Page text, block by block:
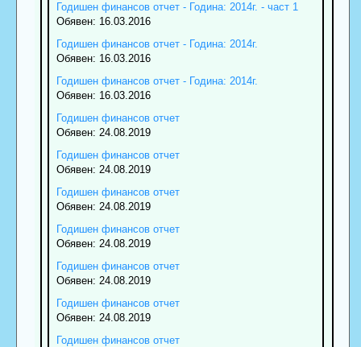
Годишен финансов отчет - Година: 2014г. - част 1
Обявен: 16.03.2016
Годишен финансов отчет - Година: 2014г.
Обявен: 16.03.2016
Годишен финансов отчет - Година: 2014г.
Обявен: 16.03.2016
Годишен финансов отчет
Обявен: 24.08.2019
Годишен финансов отчет
Обявен: 24.08.2019
Годишен финансов отчет
Обявен: 24.08.2019
Годишен финансов отчет
Обявен: 24.08.2019
Годишен финансов отчет
Обявен: 24.08.2019
Годишен финансов отчет
Обявен: 24.08.2019
Годишен финансов отчет